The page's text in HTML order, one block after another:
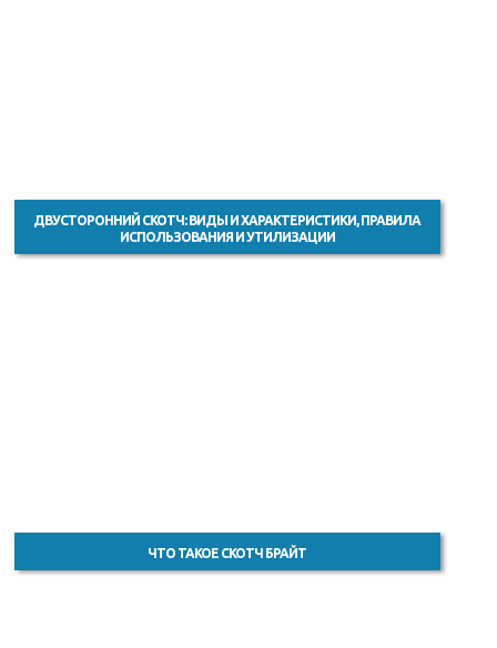
ДВУСТОРОННИЙ СКОТЧ: ВИДЫ И ХАРАКТЕРИСТИКИ, ПРАВИЛА
ИСПОЛЬЗОВАНИЯ И УТИЛИЗАЦИИ
ЧТО ТАКОЕ СКОТЧ БРАЙТ